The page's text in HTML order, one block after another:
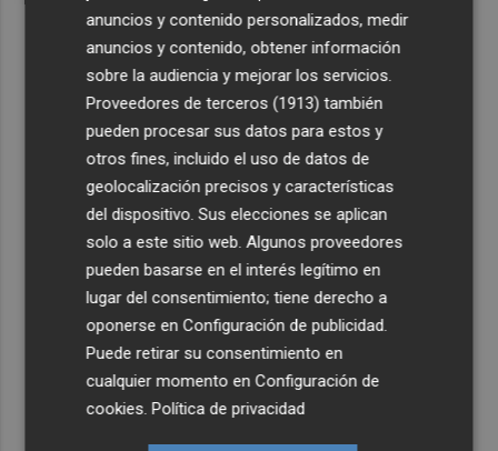
anuncios y contenido personalizados, medir
anuncios y contenido, obtener información
sobre la audiencia y mejorar los servicios.
Proveedores de terceros (1913) también
pueden procesar sus datos para estos y
otros fines, incluido el uso de datos de
geolocalización precisos y características
del dispositivo. Sus elecciones se aplican
solo a este sitio web. Algunos proveedores
pueden basarse en el interés legítimo en
lugar del consentimiento; tiene derecho a
oponerse enConfiguración de publicidad.
Puede retirar su consentimiento en
cualquier momento enConfiguración de
cookies.Política de privacidad